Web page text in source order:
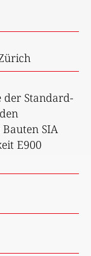
Standard-
SIA
E900